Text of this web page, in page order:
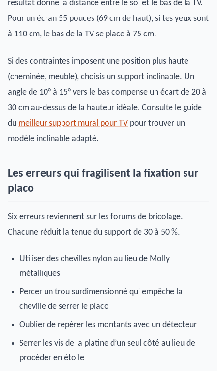
résultat donne la distance entre le sol et le bas de la TV.
Pour un écran 55 pouces (69 cm de haut), si tes yeux sont
à 110 cm, le bas de la TV se place à 75 cm.
Si des contraintes imposent une position plus haute
(cheminée, meuble), choisis un support inclinable. Un
angle de 10° à 15° vers le bas compense un écart de 20 à
30 cm au-dessus de la hauteur idéale. Consulte le guide
du meilleur support mural pour TV pour trouver un
modèle inclinable adapté.
Les erreurs qui fragilisent la fixation sur
placo
Six erreurs reviennent sur les forums de bricolage.
Chacune réduit la tenue du support de 30 à 50 %.
Utiliser des chevilles nylon au lieu de Molly
métalliques
Percer un trou surdimensionné qui empêche la
cheville de serrer le placo
Oublier de repérer les montants avec un détecteur
Serrer les vis de la platine d’un seul côté au lieu de
procéder en étoile